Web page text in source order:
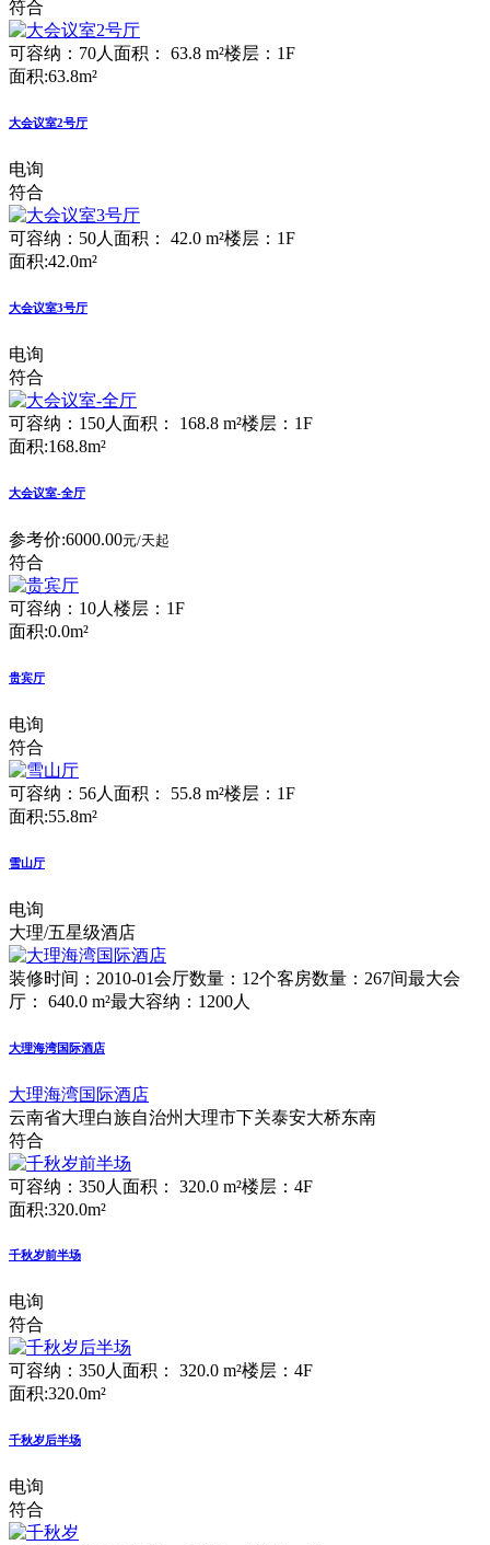
符合
可容纳：70人 面积： 63.8 m²楼层：1F
面积:63.8m²
大会议室2号厅
电询
符合
可容纳：50人 面积： 42.0 m²楼层：1F
面积:42.0m²
大会议室3号厅
电询
符合
可容纳：150人 面积： 168.8 m²楼层：1F
面积:168.8m²
大会议室-全厅
参考价:6000.00元/天起
符合
可容纳：10人 楼层：1F
面积:0.0m²
贵宾厅
电询
符合
可容纳：56人 面积： 55.8 m²楼层：1F
面积:55.8m²
雪山厅
电询
大理/五星级酒店
装修时间：2010-01会厅数量：12个客房数量：267间最大会
厅： 640.0 m²最大容纳：1200人
大理海湾国际酒店
大理海湾国际酒店
云南省大理白族自治州大理市下关泰安大桥东南
符合
可容纳：350人 面积： 320.0 m²楼层：4F
面积:320.0m²
千秋岁前半场
电询
符合
可容纳：350人面积： 320.0 m²楼层：4F
面积:320.0m²
千秋岁后半场
电询
符合